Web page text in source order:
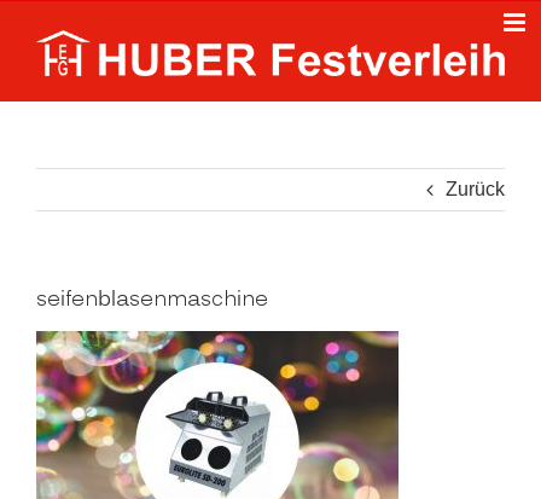
Inhalt
springen
Zurück
seifenblasenmaschine